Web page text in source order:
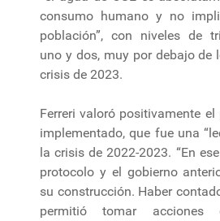
consumo humano y no
población”, con niveles de
uno y dos, muy por debajo de
crisis de 2023.
Ferreri valoró positivamente
implementado, que fue una
la crisis de 2022-2023. “En
protocolo y el gobierno
su construcción. Haber
permitió tomar